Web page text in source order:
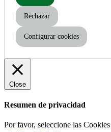
Rechazar
Configurar cookies
Close
Resumen de privacidad
Por favor, seleccione las